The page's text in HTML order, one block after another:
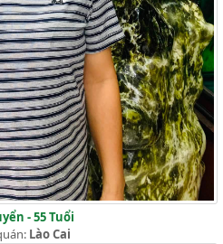
- 55 Tuổi
Lào Cai